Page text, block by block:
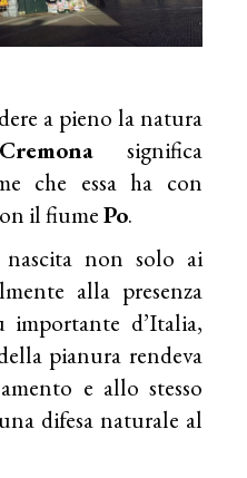
a pieno la natura
Cremonasignifica
che essa ha con
il fiumePo.
non solo ai
alla presenza
importante d’Italia,
pianura rendeva
e allo stesso
difesa naturale al